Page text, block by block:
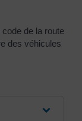
de la route
des véhicules